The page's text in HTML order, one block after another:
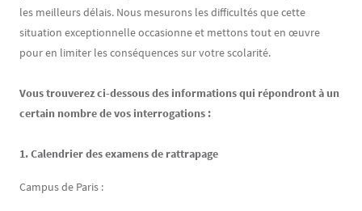
les meilleurs délais. Nous mesurons les difficultés que cette
situation exceptionnelle occasionne et mettons tout en œuvre
pour en limiter les conséquences sur votre scolarité.
Vous trouverez ci-dessous des informations qui répondront à un
certain nombre de vos interrogations :
1. Calendrier des examens de rattrapage
Campus de Paris :